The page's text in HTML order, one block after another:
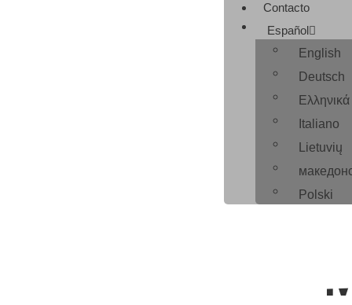
Contacto
Español
English
Deutsch
Ελληνικά
Italiano
Lietuvių
Polski